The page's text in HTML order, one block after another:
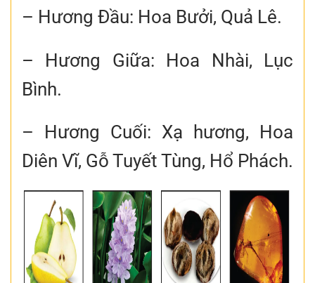
– Hương Đầu: Hoa Bưởi, Quả Lê.
– Hương Giữa: Hoa Nhài, Lục
Bình.
– Hương Cuối: Xạ hương, Hoa
Diên Vĩ, Gỗ Tuyết Tùng, Hổ Phách.